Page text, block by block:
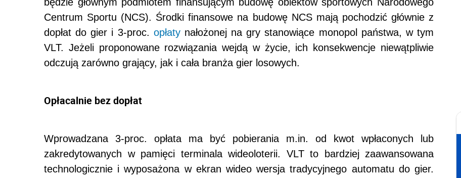
Centrum Sportu (NCS). Środki finansowe na budowę NCS mają pochodzić głównie z
dopłat do gier i 3-proc. opłatynałożonej na gry stanowiące monopol państwa, w tym
VLT. Jeżeli proponowane rozwiązania wejdą w życie, ich konsekwencje niewątpliwie
odczują zarówno grający, jak i cała branża gier losowych.
Opłacalnie bez dopłat
Wprowadzana 3-proc. opłata ma być pobierania m.in. od kwot wpłaconych lub
zakredytowanych w pamięci terminala wideoloterii. VLT to bardziej zaawansowana
technologicznie i wyposażona w ekran wideo wersja tradycyjnego automatu do gier.